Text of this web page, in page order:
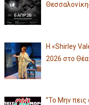
Η «Shirley
2026 στο
”Το Μην πεις